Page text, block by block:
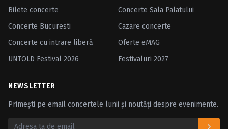
Bilete concerte
Concerte Sala Palatului
Concerte Bucuresti
Cazare concerte
Concerte cu intrare liberă
Oferte eMAG
UNTOLD Festival 2026
Festivaluri 2027
NEWSLETTER
Primești pe email concertele lunii și noutăți despre evenimente.